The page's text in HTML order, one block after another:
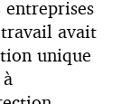
avait
unique